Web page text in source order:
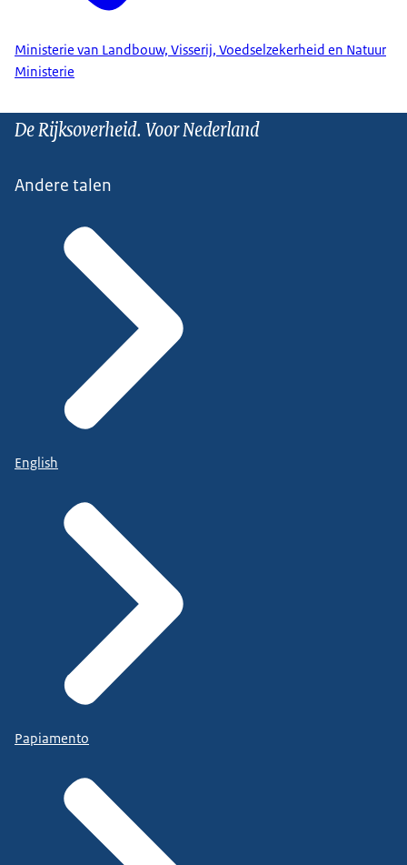
Ministerie van Landbouw, Visserij, Voedselzekerheid en Natuur
Ministerie
De Rijksoverheid. Voor Nederland
Andere talen
English
Papiamento